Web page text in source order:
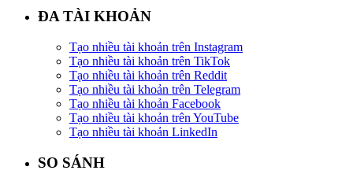
ĐA TÀI KHOẢN
Tạo nhiều tài khoản trên Instagram
Tạo nhiều tài khoản trên TikTok
Tạo nhiều tài khoản trên Reddit
Tạo nhiều tài khoản trên Telegram
Tạo nhiều tài khoản Facebook
Tạo nhiều tài khoản trên YouTube
Tạo nhiều tài khoản LinkedIn
SO SÁNH